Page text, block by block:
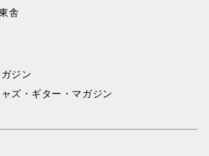
舎
ジン
ズ・ギター・マガジン